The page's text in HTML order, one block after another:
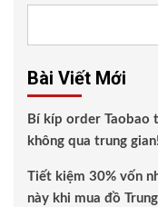
Bài Viết Mới
Bí kíp order Taobao
không qua trung gian!
Tiết kiệm 30% vốn
này khi mua đồ